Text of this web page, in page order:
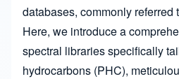
databases, commonly referred
Here, we introduce a
spectral libraries specifically
hydrocarbons (PHC),